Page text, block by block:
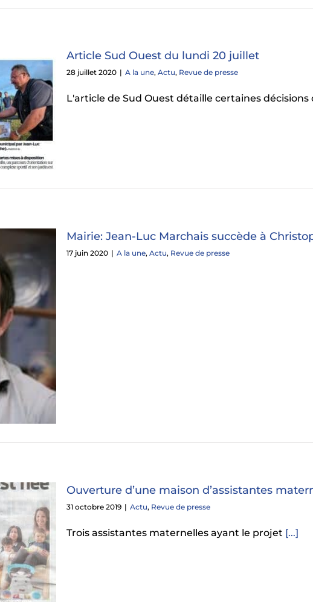
Article Sud Ouest du lundi 20 juillet
28 juillet 2020 | A la une, Actu, Revue de presse
L'article de Sud Ouest détaille certaines décisions
Mairie: Jean-Luc Marchais succède à
17 juin 2020 | A la une, Actu, Revue de presse
Ouverture d’une maison d’assistantes
31 octobre 2019 | Actu, Revue de presse
Trois assistantes maternelles ayant le projet [...]